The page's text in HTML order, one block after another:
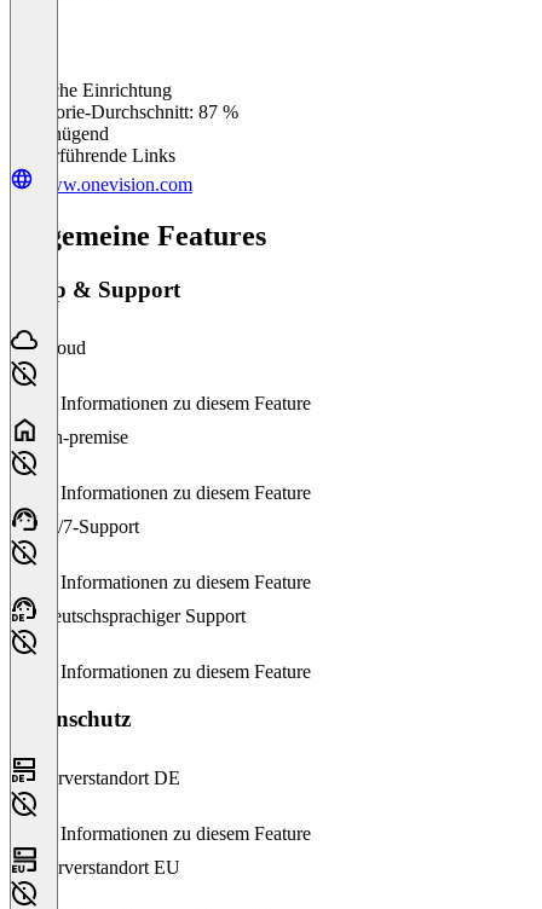
Einfache Einrichtung
Kategorie-Durchschnitt: 87 %
Ungenügend
Weiterführende Links
www.onevision.com
Allgemeine Features
Setup & Support
Cloud
Keine Informationen zu diesem Feature
On-premise
Keine Informationen zu diesem Feature
24/7-Support
Keine Informationen zu diesem Feature
Deutschsprachiger Support
Keine Informationen zu diesem Feature
Datenschutz
Serverstandort DE
Keine Informationen zu diesem Feature
Serverstandort EU